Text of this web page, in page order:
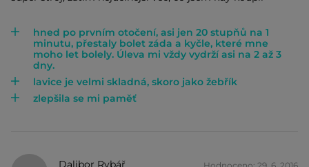
hned po prvním otočení, asi jen 20 stupňů na 1
minutu, přestaly bolet záda a kyčle, které mne
moho let bolely. Úleva mi vždy vydrží asi na 2 až 3
dny.
lavice je velmi skladná, skoro jako žebřík
zlepšila se mi paměť
Dalibor Rybář